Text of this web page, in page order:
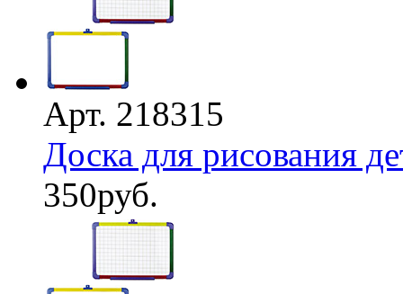
Арт. 218315
Доска для рисования
350руб.